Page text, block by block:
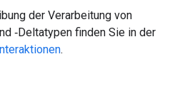
der Verarbeitung von
‑Deltatypen finden Sie in der
.